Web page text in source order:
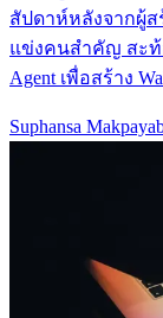
สัปดาห์หลังจากผู้ส
แข่งคนสำคัญ สะท้
Agent เพื่อสร้าง
Suphansa